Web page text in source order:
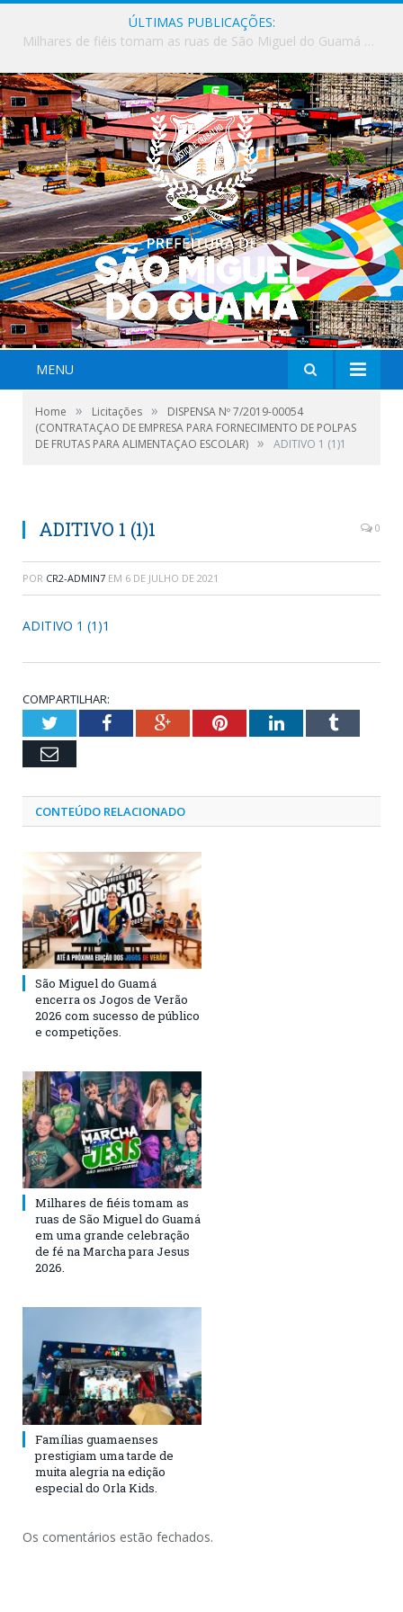
ÚLTIMAS PUBLICAÇÕES:
Milhares de fiéis tomam as ruas de São Miguel do Guamá em uma grande celebração de fé na Marcha para Jesus 2026.
MENU
Home » Licitações »
DISPENSA Nº 7/2019-00054
(CONTRATAÇAO DE EMPRESA PARA FORNECIMENTO DE POLPAS
DE FRUTAS PARA ALIMENTAÇAO ESCOLAR) » ADITIVO 1 (1)1
ADITIVO 1 (1)1 0
POR CR2-ADMIN7 EM 6 DE JULHO DE 2021
ADITIVO 1 (1)1
COMPARTILHAR:
TwitterFacebookGoogle+PinterestLinkedInTumblr
Email
CONTEÚDO RELACIONADO
São Miguel do Guamá
encerra os Jogos de Verão
2026 com sucesso de público
e competições.
Milhares de fiéis tomam as
ruas de São Miguel do Guamá
em uma grande celebração
de fé na Marcha para Jesus
2026.
Famílias guamaenses
prestigiam uma tarde de
muita alegria na edição
especial do Orla Kids.
Os comentários estão fechados.